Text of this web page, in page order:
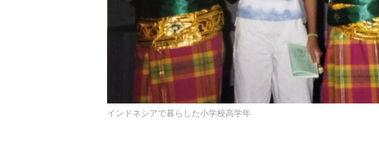
インドネシアで暮らした小学校高学年